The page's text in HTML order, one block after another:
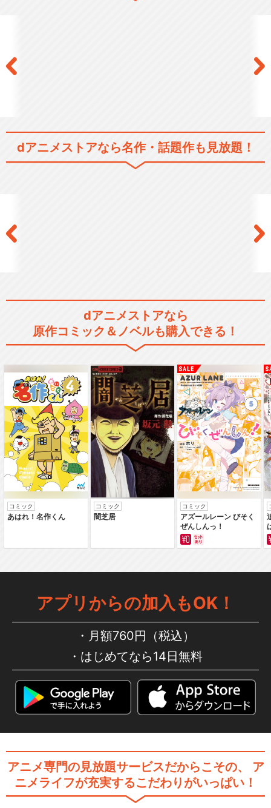
うたわれるもの 二人の白皇
dアニメストアなら名作・話題作も見放題！
dアニメストアなら
原作コミック＆ノベルも購入できる！
コミック
あはれ！名作くん
コミック
闇芝居
コミック
アズールレーン びそく
ぜんしんっ！
アプリからの加入もOK！
月額760円（税込）
はじめてなら14日無料
アニメ専門の見放題サービスだからこその、
ア
ニメライフが充実するこだわりがいっぱい！